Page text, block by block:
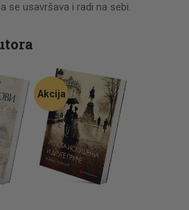
se usavršava i radi na sebi.
Akcija